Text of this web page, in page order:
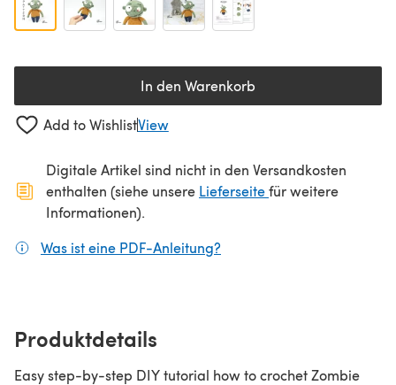
In den Warenkorb
Add to WishlistView
Digitale Artikel sind nicht in den Versandkosten
enthalten (siehe unsere Lieferseite(öffnet sich in
für weitere
Informationen).
Was ist eine PDF-Anleitung?
Produktdetails
Easy step-by-step DIY tutorial how to crochet Zombie